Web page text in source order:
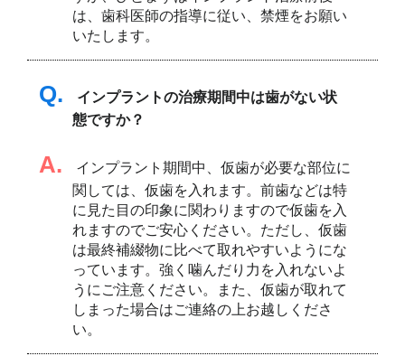
は、歯科医師の指導に従い、禁煙をお願い
いたします。
Q.
インプラントの治療期間中は歯がない状
態ですか？
A.
インプラント期間中、仮歯が必要な部位に
関しては、仮歯を入れます。前歯などは特
に見た目の印象に関わりますので仮歯を入
れますのでご安心ください。ただし、仮歯
は最終補綴物に比べて取れやすいようにな
っています。強く噛んだり力を入れないよ
うにご注意ください。また、仮歯が取れて
しまった場合はご連絡の上お越しくださ
い。